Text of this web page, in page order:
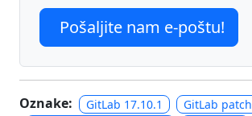
Pošaljite nam e-poštu!
Oznake: GitLab 17.10.1
GitLab patch